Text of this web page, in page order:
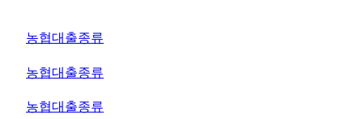
농협대출종류
농협대출종류
농협대출종류